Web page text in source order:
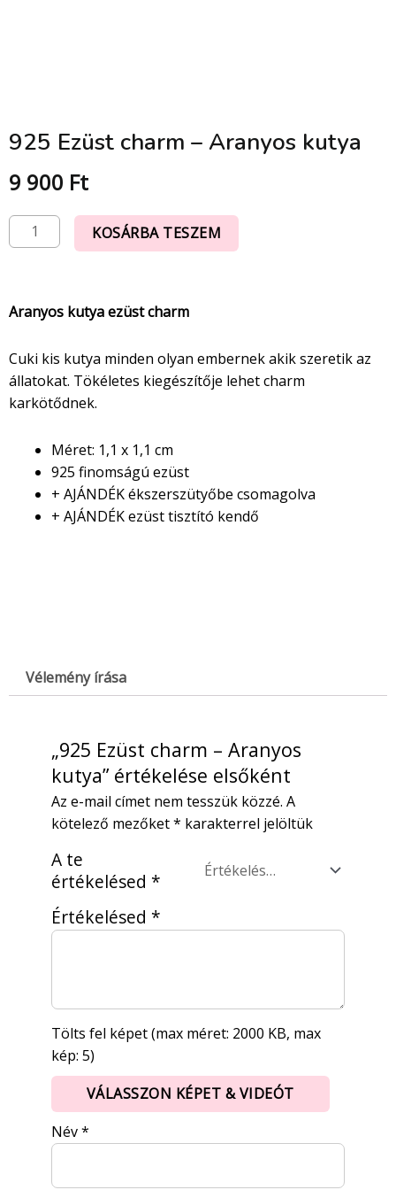
925 Ezüst charm – Aranyos kutya
9 900 Ft
KOSÁRBA TESZEM
Aranyos kutya ezüst charm
Cuki kis kutya minden olyan embernek akik szeretik az
állatokat. Tökéletes kiegészítője lehet charm
karkötődnek.
Méret: 1,1 x 1,1 cm
925 finomságú ezüst
+ AJÁNDÉK ékszerszütyőbe csomagolva
+ AJÁNDÉK ezüst tisztító kendő
Vélemény írása
„925 Ezüst charm – Aranyos
kutya” értékelése elsőként
Az e-mail címet nem tesszük közzé. A
kötelező mezőket* karakterrel jelöltük
A te
értékelésed *
Értékelésed *
Tölts fel képet (max méret: 2000 KB, max
kép: 5)
VÁLASSZON KÉPET & VIDEÓT
Név*